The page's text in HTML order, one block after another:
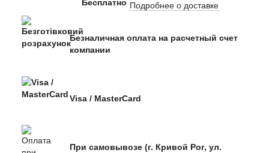
Подробнее о доставке
Безналичная оплата на расчетный счет
компании
Visa / MasterCard
При самовывозе (г. Кривой Рог, ул.